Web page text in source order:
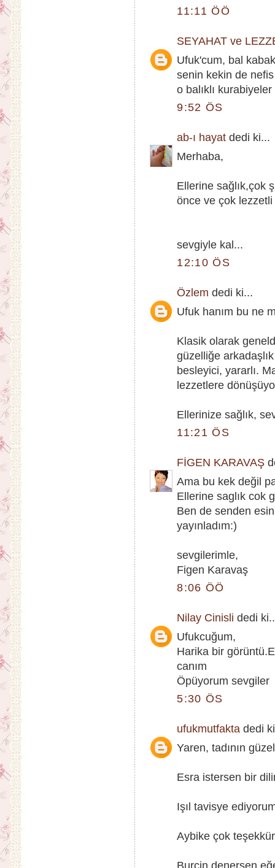
11:11 ÖÖ
SEYAHAT ve
Ufuk'cum, bal
senin kekin de
o balıklı
9:52 ÖS
ab-ı hayat dedi ki...
Merhaba,
Ellerine sağlık,çok
önce ve çok
sevgiyle kal...
12:10 ÖS
Özlem dedi ki...
Ufuk hanım bu ne
Klasik olarak
güzelliğe
besleyici, yararlı.
lezzetlere
Ellerinize sağlık,
11:21 ÖS
FİGEN KARAVAŞ
Ama bu kek değil
Ellerine saglık cok
Ben de senden
yayınladım:)
sevgilerimle,
Figen Karavaş
8:06 ÖÖ
Nilay Cinisli dedi
Ufukcuğum,
Harika bir
canım
Öpüyorum sevgiler
5:30 ÖS
ufukmutfakta dedi
Yaren, tadının
Esra istersen bir
Işıl tavisye
Aybike çok
Burçin denersen